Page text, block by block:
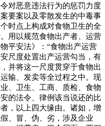
对恶意违法行为的惩罚力度
要案以及零散发生的中毒事
时点上构成对食物卫生的全
用以规范食物出产者、运营
平安法》：“食物出产运营
尺度处置出产运营勾当，有
并将这一尺度贯穿于食物出
输、发卖等全过程之中。现
、卫生、工商、质检、食物
的法令、律例该当说还的比
，以上四大缘由。诸如，增
、冒、伪、劣，涉及企业